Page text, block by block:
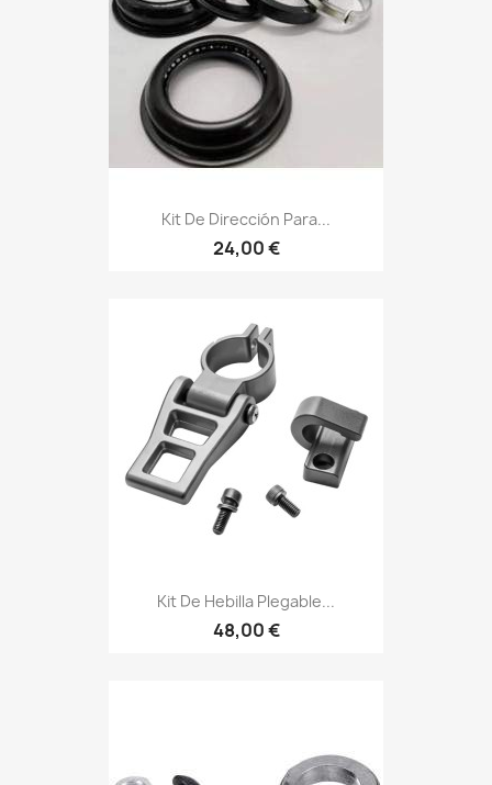
Kit De Dirección Para...
24,00 €
Kit De Hebilla Plegable...
48,00 €